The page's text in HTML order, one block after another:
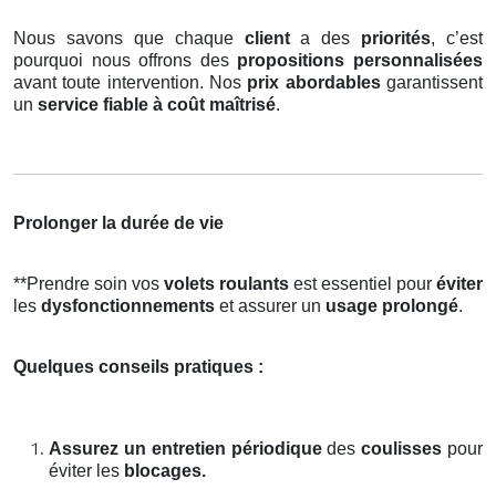
Nous savons que chaque clienta des priorités, c’est
pourquoi nous offrons des propositions personnalisées
avant toute intervention. Nos prix abordablesgarantissent
un service fiable à coût maîtrisé.
Prolonger la durée de vie
**Prendre soin vos volets roulants est essentiel pour éviter
les dysfonctionnements et assurer un usage prolongé.
Quelques conseils pratiques :
Assurez un entretien périodiquedescoulisses pour
éviter les blocages.